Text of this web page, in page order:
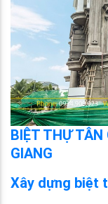
BIỆT THỰ TÂN
GIANG
Xây dựng biệt